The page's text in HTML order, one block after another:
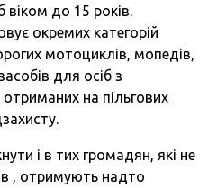
віком до 15 років.
окремих категорій
мотоциклів, мопедів,
для осіб з
отриманих на пільгових
і в тих громадян, які не
, отримують надто